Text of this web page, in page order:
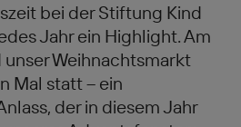
bei der Stiftung Kind
Jahr ein Highlight. Am
Weihnachtsmarkt
Mal statt – ein
der in diesem Jahr